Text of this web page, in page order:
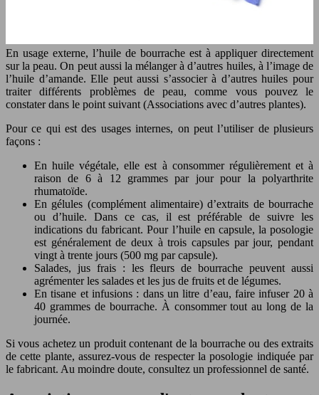
En usage externe, l’huile de bourrache est à appliquer directement
sur la peau. On peut aussi la mélanger à d’autres huiles, à l’image de
l’huile d’amande. Elle peut aussi s’associer à d’autres huiles pour
traiter différents problèmes de peau, comme vous pouvez le
constater dans le point suivant (Associations avec d’autres plantes).
Pour ce qui est des usages internes, on peut l’utiliser de plusieurs
façons :
En huile végétale, elle est à consommer régulièrement et à
raison de 6 à 12 grammes par jour pour la polyarthrite
rhumatoïde.
En gélules (complément alimentaire) d’extraits de bourrache
ou d’huile. Dans ce cas, il est préférable de suivre les
indications du fabricant. Pour l’huile en capsule, la posologie
est généralement de deux à trois capsules par jour, pendant
vingt à trente jours (500 mg par capsule).
Salades, jus frais : les fleurs de bourrache peuvent aussi
agrémenter les salades et les jus de fruits et de légumes.
En tisane et infusions : dans un litre d’eau, faire infuser 20 à
40 grammes de bourrache. À consommer tout au long de la
journée.
Si vous achetez un produit contenant de la bourrache ou des extraits
de cette plante, assurez-vous de respecter la posologie indiquée par
le fabricant. Au moindre doute, consultez un professionnel de santé.